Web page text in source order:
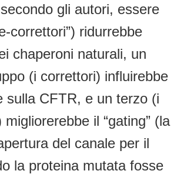
gli autori, essere
correttori”) ridurrebbe
chaperoni naturali, un
(i correttori) influirebbe
sulla CFTR, e un terzo (i
il “gating” (la
del canale per il
la proteina mutata fosse